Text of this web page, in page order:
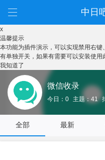
中日
x
温馨提示
本功能为插件演示，可以实现禁用右
有单独开关，如果有需要可以安装使用
我知道了
微信收录
今日：0 主题：41
全部 最新